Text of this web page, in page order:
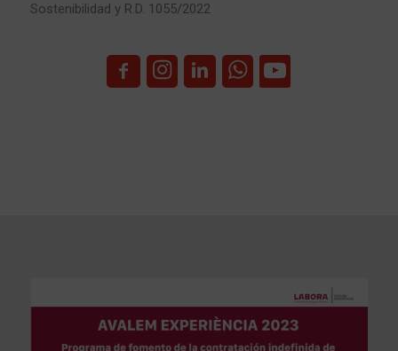
Sostenibilidad y R.D. 1055/2022